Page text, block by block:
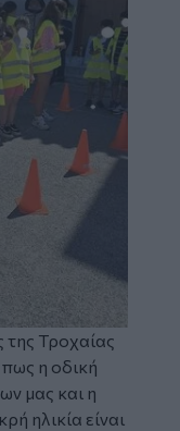
της Τροχαίας
η οδική
μας και η
ηλικία είναι